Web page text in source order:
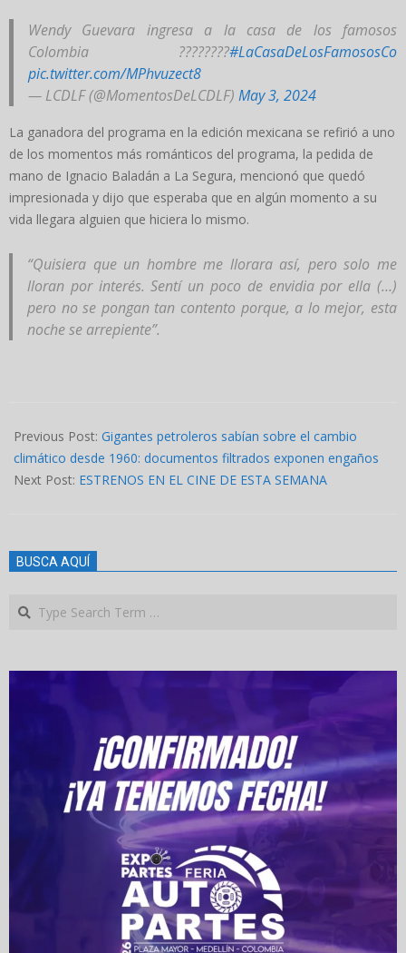
Wendy Guevara ingresa a la casa de los famosos
Colombia ????????#LaCasaDeLosFamososCo
pic.twitter.com/MPhvuzect8
— LCDLF (@MomentosDeLCDLF) May 3, 2024
La ganadora del programa en la edición mexicana se refirió a uno
de los momentos más románticos del programa, la pedida de
mano de Ignacio Baladán a La Segura, mencionó que quedó
impresionada y dijo que esperaba que en algún momento a su
vida llegara alguien que hiciera lo mismo.
“Quisiera que un hombre me llorara así, pero solo me
lloran por interés. Sentí un poco de envidia por ella (…)
pero no se pongan tan contento porque, a lo mejor, esta
noche se arrepiente”.
05-
03
Previous Post: Gigantes petroleros sabían sobre el cambio
climático desde 1960: documentos filtrados exponen engaños
Next Post: ESTRENOS EN EL CINE DE ESTA SEMANA
BUSCA AQUÍ
Search